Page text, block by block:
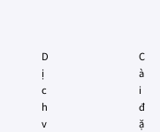
D
ị
c
h
v
C
à
i
đ
ặ